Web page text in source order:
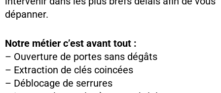
dépanner.
Notre métier c’est avant tout :
– Ouverture de portes sans dégâts
– Extraction de clés coincées
– Déblocage de serrures